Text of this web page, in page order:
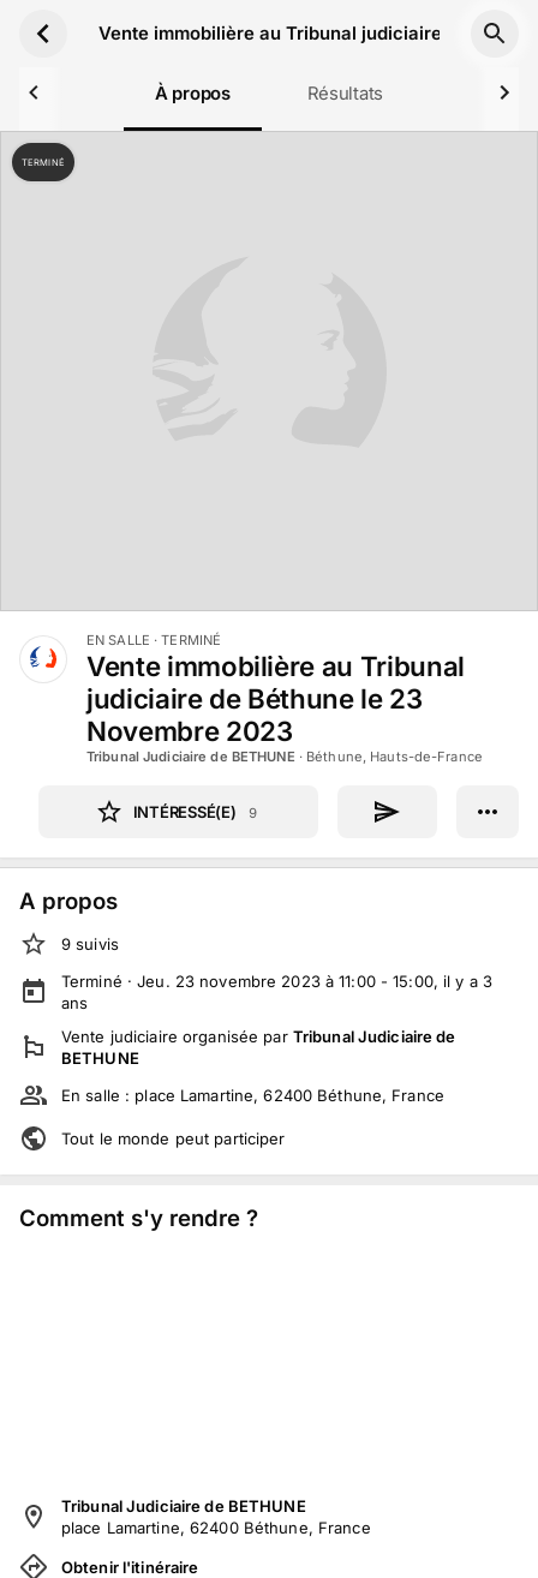
Vente immobilière au Tribunal judiciaire de
À propos Résultats
TERMINÉ
EN SALLE · TERMINÉ
Vente immobilière au Tribunal
judiciaire de Béthune le 23
Novembre 2023
Tribunal Judiciaire de BETHUNE · Béthune, Hauts-de-France
INTÉRESSÉ(E) 9
A propos
9 suivis
Terminé ·Jeu. 23 novembre 2023 à 11:00 - 15:00, il y a 3
ans
Vente judiciaire organisée par Tribunal Judiciaire de
BETHUNE
En salle : place Lamartine, 62400 Béthune, France
Tout le monde peut participer
Comment s'y rendre ?
Tribunal Judiciaire de BETHUNE
place Lamartine, 62400 Béthune, France
Obtenir l'itinéraire